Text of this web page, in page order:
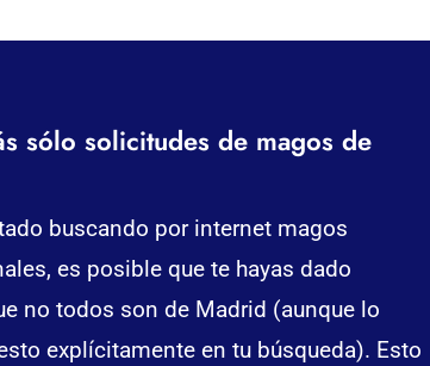
sólo solicitudes de magos de
buscando por internet magos
es posible que te hayas dado
no todos son de Madrid (aunque lo
explícitamente en tu búsqueda). Esto